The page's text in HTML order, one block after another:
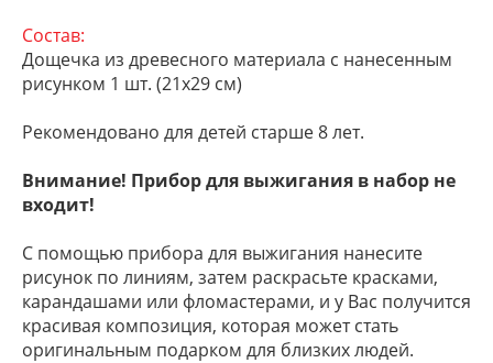
Состав:
Дощечка из древесного материала с нанесенным
рисунком 1 шт. (21х29 см)
Рекомендовано для детей старше 8 лет.
Внимание! Прибор для выжигания в набор не
входит!
С помощью прибора для выжигания нанесите
рисунок по линиям, затем раскрасьте красками,
карандашами или фломастерами, и у Вас получится
красивая композиция, которая может стать
оригинальным подарком для близких людей.